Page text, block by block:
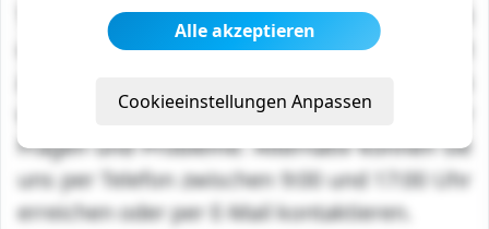
Alle akzeptieren
Cookieeinstellungen Anpassen
Transoffice bietet ihnen die Möglichkeit
unseren Kunden-Support per Support-Ticket
vereinfachtes und paralleles bearbeiten ihrer
Fragen und Probleme. Alternativ können sie
uns per Telefon zwischen 9:00 und 17:00 Uhr
erreichen oder per E-Mail kontaktieren.